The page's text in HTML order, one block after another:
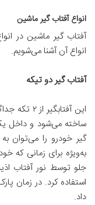
انواع آفتاب گیر ماشین
آفتاب گیر ماشین در
انواع آن آشنا می‌شویم.
آفتاب گیر دو تیکه
این
ساخته می‌شود و داخل
گیر خودرو را می‌توان
به‌ویژه برای زمانی
جلو توسط نور آفتاب
استفاده کرد. در زمان
داد.